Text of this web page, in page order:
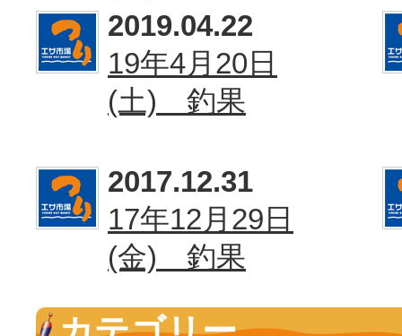
2019.04.22
19年4月20日
(土) 釣果
2017.12.31
17年12月29日
(金) 釣果